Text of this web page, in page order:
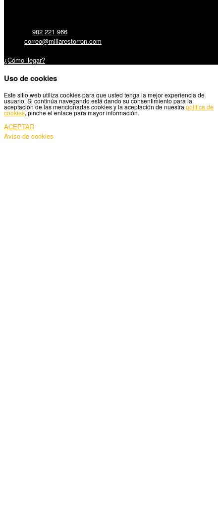
982 221 966
correo@millarestorron.com
¿Cómo llegar?
Uso de cookies
Este sitio web utiliza cookies para que usted tenga la mejor experiencia de
usuario. Si continúa navegando está dando su consentimiento para la
aceptación de las mencionadas cookies y la aceptación de nuestra política de
cookies, pinche el enlace para mayor información.
ACEPTAR
Aviso de cookies